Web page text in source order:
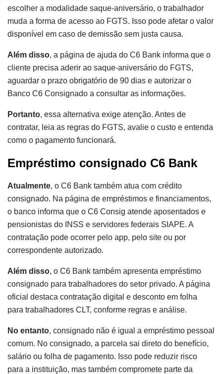
escolher a modalidade saque-aniversário, o trabalhador
muda a forma de acesso ao FGTS. Isso pode afetar o valor
disponível em caso de demissão sem justa causa.
Além disso, a página de ajuda do C6 Bank informa que o
cliente precisa aderir ao saque-aniversário do FGTS,
aguardar o prazo obrigatório de 90 dias e autorizar o
Banco C6 Consignado a consultar as informações.
Portanto, essa alternativa exige atenção. Antes de
contratar, leia as regras do FGTS, avalie o custo e entenda
como o pagamento funcionará.
Empréstimo consignado C6 Bank
Atualmente, o C6 Bank também atua com crédito
consignado. Na página de empréstimos e financiamentos,
o banco informa que o C6 Consig atende aposentados e
pensionistas do INSS e servidores federais SIAPE. A
contratação pode ocorrer pelo app, pelo site ou por
correspondente autorizado.
Além disso, o C6 Bank também apresenta empréstimo
consignado para trabalhadores do setor privado. A página
oficial destaca contratação digital e desconto em folha
para trabalhadores CLT, conforme regras e análise.
No entanto, consignado não é igual a empréstimo pessoal
comum. No consignado, a parcela sai direto do benefício,
salário ou folha de pagamento. Isso pode reduzir risco
para a instituição, mas também compromete parte da